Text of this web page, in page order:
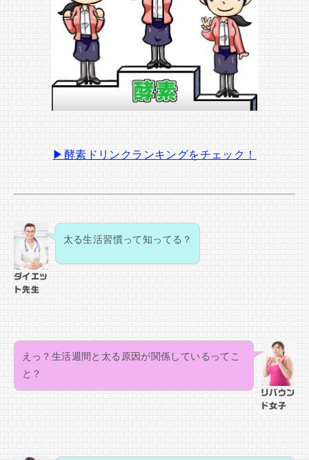
▶酵素ドリンクランキングをチェック！
ダイエッ
ト先生
太る生活習慣って知ってる？
リバウン
ド女子
えっ？生活週間と太る原因が関係しているってこ
と？